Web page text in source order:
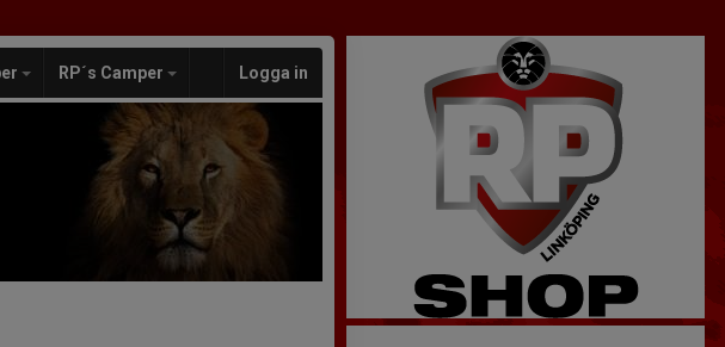
RP´s Camper Logga in